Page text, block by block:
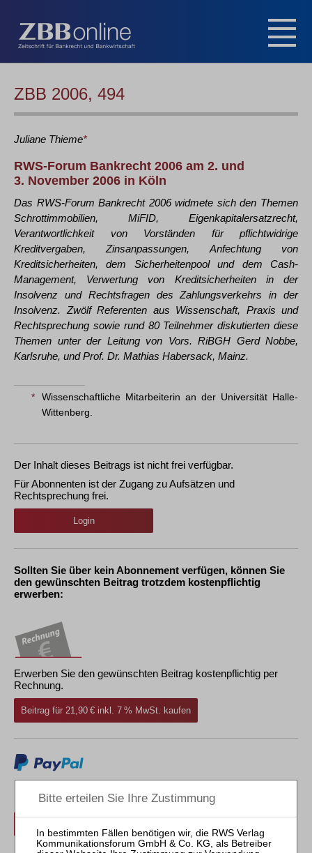
ZBB 2006, 494
Juliane Thieme*
RWS-Forum Bankrecht 2006 am 2. und
3. November 2006 in Köln
Das RWS-Forum Bankrecht 2006 widmete sich den Themen
Schrottimmobilien, MiFID, Eigenkapitalersatzrecht,
Verantwortlichkeit von Vorständen für pflichtwidrige
Kreditvergaben, Zinsanpassungen, Anfechtung von
Kreditsicherheiten, dem Sicherheitenpool und dem Cash-
Management, Verwertung von Kreditsicherheiten in der
Insolvenz und Rechtsfragen des Zahlungsverkehrs in der
Insolvenz. Zwölf Referenten aus Wissenschaft, Praxis und
Rechtsprechung sowie rund 80 Teilnehmer diskutierten diese
Themen unter der Leitung von Vors. RiBGH Gerd Nobbe,
Karlsruhe, und Prof. Dr. Mathias Habersack, Mainz.
*
Wissenschaftliche Mitarbeiterin an der Universität Halle-
Wittenberg.
Der Inhalt dieses Beitrags ist nicht frei verfügbar.
Für Abonnenten ist der Zugang zu Aufsätzen und
Rechtsprechung frei.
Login
Sollten Sie über kein Abonnement verfügen, können Sie
den gewünschten Beitrag trotzdem kostenpflichtig
erwerben:
Erwerben Sie den gewünschten Beitrag kostenpflichtig per
Rechnung.
Beitrag für 21,90 € inkl. 7 % MwSt. kaufen
PayPal.